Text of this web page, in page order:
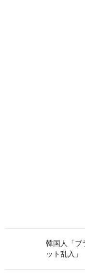
韓国人「ブ
ット乱入」